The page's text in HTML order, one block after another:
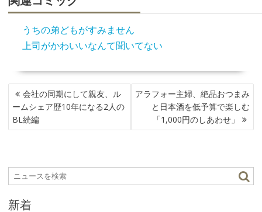
うちの弟どもがすみません
上司がかわいいなんて聞いてない
投
稿
ナ
ビ
シ
ョ
会社の同期にして親友、ル
ームシェア歴10年になる2人の
BL続編
アラフォー主婦、絶品おつまみ
と日本酒を低予算で楽しむ
「1,000円のしあわせ」
新着